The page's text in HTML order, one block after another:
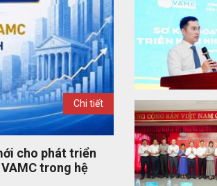
Chi tiết
cho phát triển
trong hệ